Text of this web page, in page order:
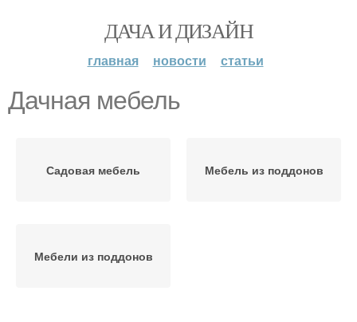
ДАЧА И ДИЗАЙН
главная новости статьи
Дачная мебель
Садовая мебель Мебель из поддонов
Мебели из поддонов